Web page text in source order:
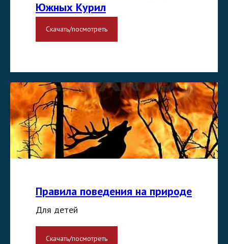
Южных Курил
Скачать/посмотреть
Правила поведения на природе
Для детей
Скачать/посмотреть